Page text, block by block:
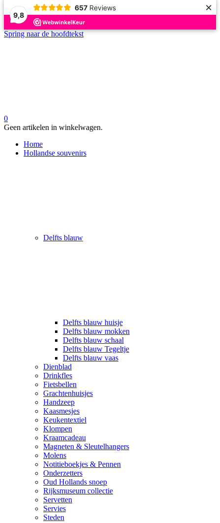
9,8
657 Reviews ×
Spring naar de hoofdtekst
0
Geen artikelen in winkelwagen.
Home
Hollandse souvenirs
Delfts blauw
Delfts blauw huisje
Delfts blauw mokken
Delfts blauw schaal
Delfts blauw Tegeltje
Delfts blauw vaas
Dienblad
Drinkfles
Fietsbellen
Grachtenhuisjes
Handzeep
Kaasmesjes
Keukentextiel
Klompen
Kraamcadeau
Magneten & Sleutelhangers
Molens
Notitieboekjes & Pennen
Onderzetters
Oud Hollands snoep
Rijksmuseum collectie
Servetten
Servies
Steden